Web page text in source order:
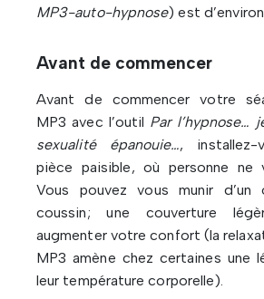
MP3-auto-hypnose) est d’environ
Avant de commencer
Avant de commencer votre
MP3 avec l’outil Par l’hypnose…
sexualité épanouie…, installez-
pièce paisible, où personne ne
Vous pouvez vous munir d’un
coussin; une couverture
augmenter votre confort (la
MP3 amène chez certaines une
leur température corporelle).